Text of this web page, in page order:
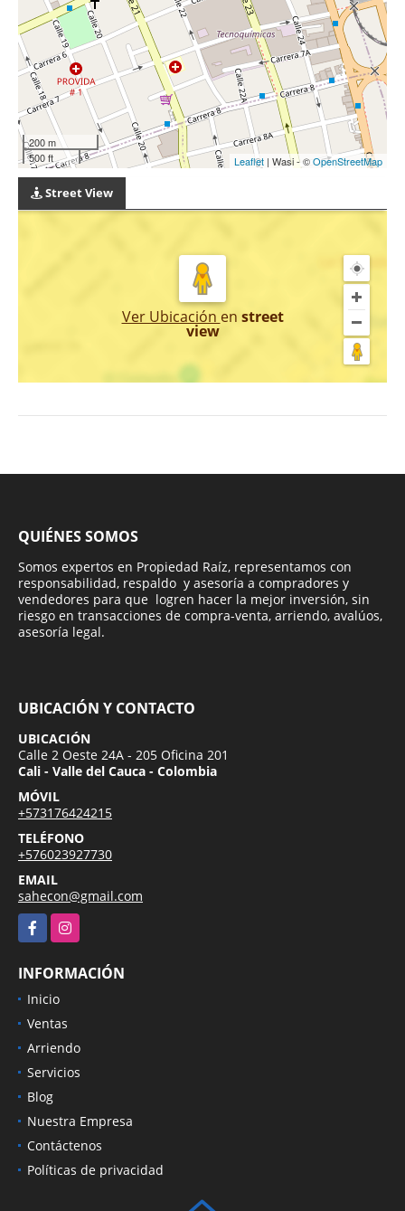
200 m
500 ft
Leaflet | Wasi - ©OpenStreetMap
Street View
Ver Ubicación en street
view
QUIÉNES SOMOS
Somos expertos en Propiedad Raíz, representamos con
responsabilidad, respaldo y asesoría a compradores y
vendedores para que logren hacer la mejor inversión, sin
riesgo en transacciones de compra-venta, arriendo, avalúos,
asesoría legal.
UBICACIÓN Y CONTACTO
UBICACIÓN
Calle 2 Oeste 24A - 205 Oficina 201
Cali - Valle del Cauca - Colombia
MÓVIL
+573176424215
TELÉFONO
+576023927730
EMAIL
sahecon@gmail.com
FacebookInstagram
INFORMACIÓN
Inicio
Ventas
Arriendo
Servicios
Blog
Nuestra Empresa
Contáctenos
Políticas de privacidad